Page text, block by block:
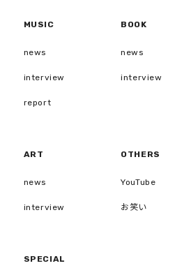
MUSIC
news
interview
report
BOOK
news
interview
ART
news
interview
OTHERS
YouTube
お笑い
SPECIAL